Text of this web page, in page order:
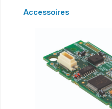
Ignorer la galerie de produits
Accessoires